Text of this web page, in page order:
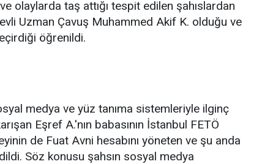
olaylarda taş attığı tespit edilen şahıslardan
Uzman Çavuş Muhammed Akif K. olduğu ve
öğrenildi.
medya ve yüz tanıma sistemleriyle ilginç
Eşref A.'nın babasının İstanbul FETÖ
de Fuat Avni hesabını yöneten ve şu anda
Söz konusu şahsın sosyal medya